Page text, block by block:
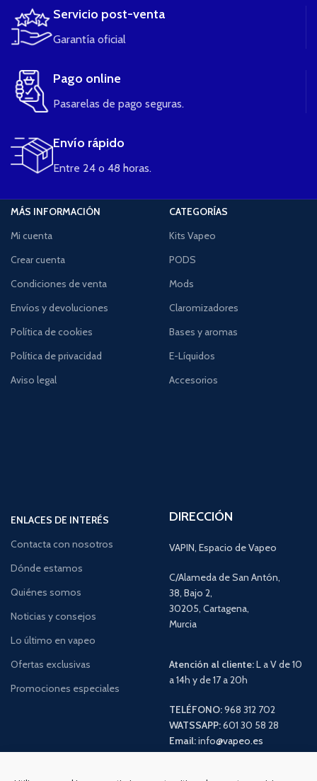
Servicio post-venta
Garantía oficial
Pago online
Pasarelas de pago seguras.
Envío rápido
Entre 24 o 48 horas.
MÁS INFORMACIÓN
Mi cuenta
Crear cuenta
Condiciones de venta
Envíos y devoluciones
Política de cookies
Política de privacidad
Aviso legal
CATEGORÍAS
Kits Vapeo
PODS
Mods
Claromizadores
Bases y aromas
E-Líquidos
Accesorios
ENLACES DE INTERÉS
Contacta con nosotros
Dónde estamos
Quiénes somos
Noticias y consejos
Lo último en vapeo
Ofertas exclusivas
Promociones especiales
DIRECCIÓN
VAPIN, Espacio de Vapeo
C/Alameda de San Antón,
38, Bajo 2,
30205, Cartagena,
Murcia
Atención al cliente:L a V de 10
a 14h y de 17 a 20h
TELÉFONO:968 312 702
WATSSAPP:601 30 58 28
Email:info@vapeo.es